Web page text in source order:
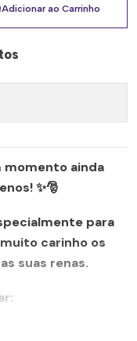
Adicionar ao Carrinho
momento ainda
✨🎅
para
carinho os
suas renas.